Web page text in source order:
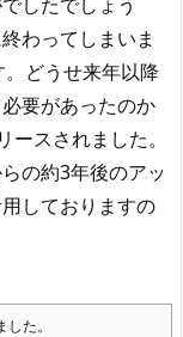
わってしまいま
どうせ来年以降
要があったのか
ースされました。
の約3年後のアッ
しておりますの
た。